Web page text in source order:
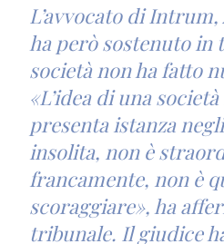
L’avvocato di
ha però sostenuto in
società non ha fatto
«L’idea di una
presenta istanza
insolita, non è
francamente, non è
scoraggiare», ha
tribunale. Il giudice